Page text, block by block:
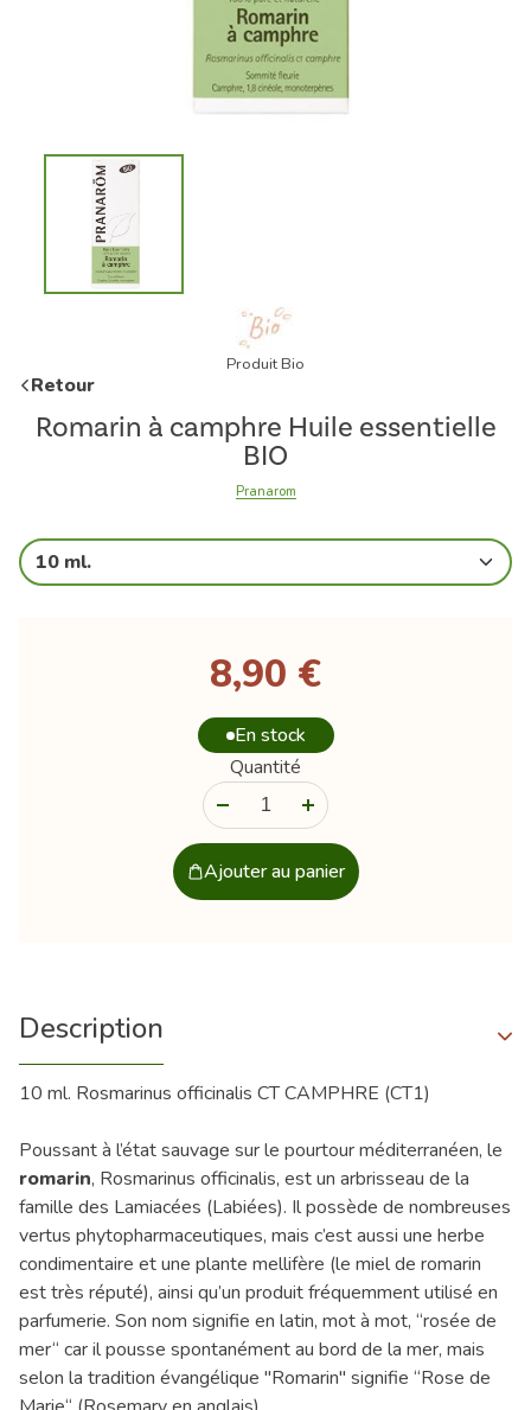
Produit Bio
Retour
Romarin à camphre Huile essentielle
BIO
Pranarom
10 ml.
8,90 €
En stock
Quantité
Ajouter au panier
Description
10 ml. Rosmarinus officinalis CT CAMPHRE (CT1)
Poussant à l’état sauvage sur le pourtour méditerranéen, le
romarin, Rosmarinus officinalis, est un arbrisseau de la
famille des Lamiacées (Labiées). Il possède de nombreuses
vertus phytopharmaceutiques, mais c’est aussi une herbe
condimentaire et une plante mellifère (le miel de romarin
est très réputé), ainsi qu’un produit fréquemment utilisé en
parfumerie. Son nom signifie en latin, mot à mot, “rosée de
mer“ car il pousse spontanément au bord de la mer, mais
selon la tradition évangélique "Romarin" signifie “Rose de